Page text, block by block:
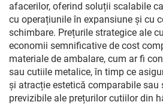
afacerilor, oferind soluții scalabile
cu operațiunile în expansiune și cu
schimbare. Prețurile strategice ale
economii semnificative de cost
materiale de ambalare, cum ar fi
sau cutiile metalice, în timp ce
și atracție estetică comparabile sau
previzibile ale prețurilor cutiilor din